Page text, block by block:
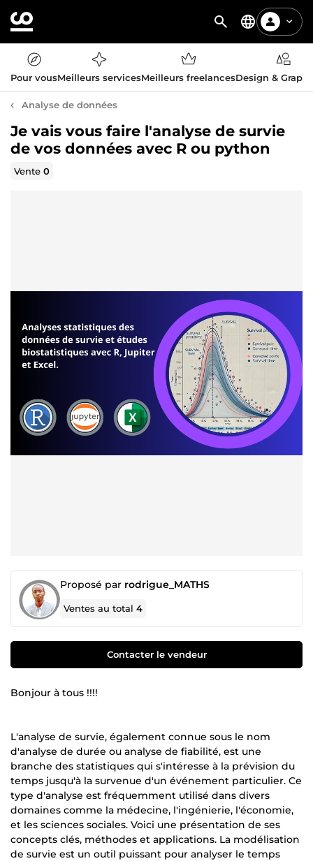
Pour vousMeilleurs servicesMeilleurs freelancesDesign &
Analyse de données
Je vais vous faire l'analyse de survie
de vos données avec R ou python
Vente0
Proposé par rodrigue_MATHS
Ventes au total4
Contacter le vendeur
Bonjour à tous !!!!
L'analyse de survie, également connue sous le nom
d'analyse de durée ou analyse de fiabilité, est une
branche des statistiques qui s'intéresse à la prévision du
temps jusqu'à la survenue d'un événement particulier. Ce
type d'analyse est fréquemment utilisé dans divers
domaines comme la médecine, l'ingénierie, l'économie,
et les sciences sociales. Voici une présentation de ses
concepts clés, méthodes et applications. La modélisation
de survie est un outil puissant pour analyser le temps